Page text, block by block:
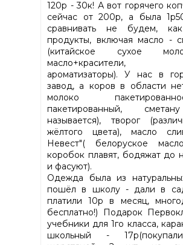
120р - 30к! А вот горячего
сейчас от 200р, а была
сравнивать не будем,
продукты, включая масло -
(китайское сухое
масло+красители,
ароматизаторы). У нас в
завод, а коров в области
молоко
пакетированный,
называется), творог
жёлтого цвета), масло
Невест"( белоруское
коробок плавят, бодяжат до
и фасуют).
Одежда была из
пошёл в школу - дали в
платили 10р в месяц,
бесплатно!) Подарок
учебники для 1го класса,
школьный -